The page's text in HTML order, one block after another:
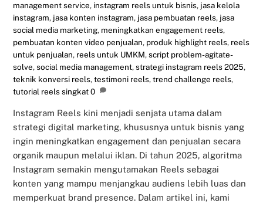
management service, instagram reels untuk bisnis, jasa kelola
instagram, jasa konten instagram, jasa pembuatan reels, jasa
social media marketing, meningkatkan engagement reels,
pembuatan konten video penjualan, produk highlight reels, reels
untuk penjualan, reels untuk UMKM,script problem-agitate-
solve,social media management,strategi instagram reels 2025,
teknik konversi reels,testimoni reels,trend challenge reels,
tutorial reels singkat 0
Instagram Reels kini menjadi senjata utama dalam
strategi digital marketing, khususnya untuk bisnis yang
ingin meningkatkan engagement dan penjualan secara
organik maupun melalui iklan. Di tahun 2025, algoritma
Instagram semakin mengutamakan Reels sebagai
konten yang mampu menjangkau audiens lebih luas dan
memperkuat brand presence. Dalam artikel ini, kami